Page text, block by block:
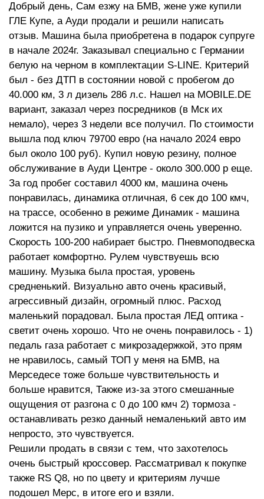
Салон
8
Двигатель
9
Ходовые качества
8
Добрый день, Сам езжу на БМВ, жене уже купили
ГЛЕ Купе, а Ауди продали и решили написать
отзыв. Машина была приобретена в подарок супруге
в начале 2024г. Заказывал специально с Германии
белую на черном в комплектации S-LINE. Критерий
был - без ДТП в состоянии новой с пробегом до
40.000 км, 3 л дизель 286 л.с. Нашел на MOBILE.DE
вариант, заказал через посредников (в Мск их
немало), через 3 недели все получил. По стоимости
вышла под ключ 79700 евро (на начало 2024 евро
был около 100 руб). Купил новую резину, полное
обслуживание в Ауди Центре - около 300.000 р еще.
За год пробег составил 4000 км, машина очень
понравилась, динамика отличная, 6 сек до 100 кмч,
на трассе, особенно в режиме Динамик - машина
ложится на пузико и управляется очень уверенно.
Скорость 100-200 набирает быстро. Пневмоподвеска
работает комфортно. Рулем чувствуешь всю
машину. Музыка была простая, уровень
средненький. Визуально авто очень красивый,
агрессивный дизайн, огромный плюс. Расход
маленький порадовал. Была простая ЛЕД оптика -
светит очень хорошо. Что не очень понравилось - 1)
педаль газа работает с микрозадержкой, это прям
не нравилось, самый ТОП у меня на БМВ, на
Мерседесе тоже больше чувствительность и
больше нравится, Также из-за этого смешанные
ощущения от разгона с 0 до 100 кмч 2) тормоза -
останавливать резко данный немаленький авто им
непросто, это чувствуется.
Решили продать в связи с тем, что захотелось
очень быстрый кроссовер. Рассматривал к покупке
также RS Q8, но по цвету и критериям лучше
подошел Мерс, в итоге его и взяли.